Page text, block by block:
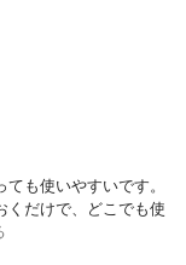
も使いやすいです。
くだけで、どこでも使